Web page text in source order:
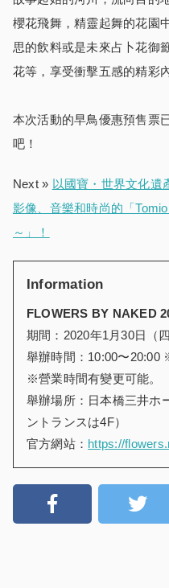
櫻花飛舞，精靈起舞的花園
思的飲料或是未來占卜花御
花等，享受衝擊五感的精彩內
本次活動的早鳥優惠預售票
吧！
Next » 以國寶・世界文化遺
影像、音樂和時尚的「
～」！
Information
FLOWERS BY NAKED
期間：2020年1月30日（
舉辦時間：10:00〜20:00
※營業時間有變更可能。
舉辦場所：日本橋三井ホ
ントランスは4F）
官方網站： https://